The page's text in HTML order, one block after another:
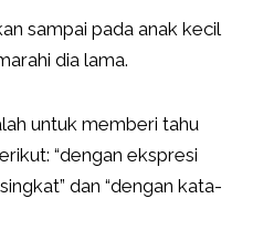
sampai pada anak kecil
dia lama.
untuk memberi tahu
“dengan ekspresi
dan “dengan kata-